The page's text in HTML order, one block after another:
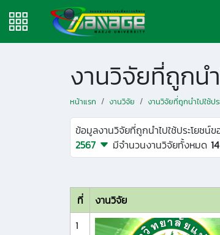
งานวิจัยที่ถูกน
หน้าแรก งานวิจัย งานวิจัยที่ถูกนำไปใช้ป
ข้อมูลงานวิจัยที่ถูกนำไปใช้ประโยชน์
2567
มีจำนวนงานวิจัยทั้งหมด 14
ที่
งานวิจัย
1